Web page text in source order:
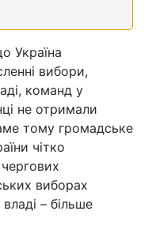
Україна
вибори,
команд у
не отримали
тому громадське
чітко
виборах
– більше